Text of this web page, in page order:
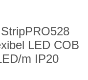
LED COB
m IP20